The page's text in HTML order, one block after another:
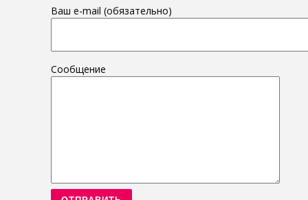
Ваш e-mail (обязательно)
Сообщение